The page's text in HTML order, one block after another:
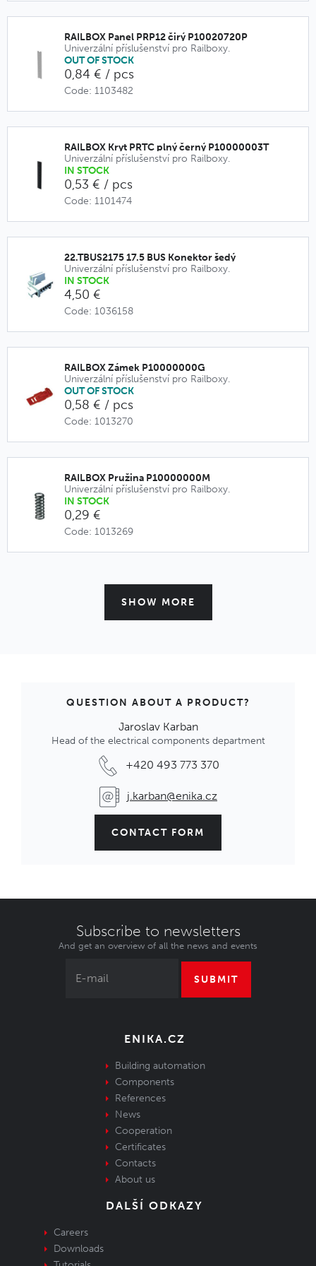
RAILBOX Panel PRP12 čirý P10020720P
Univerzální příslušenství pro Railboxy.
OUT OF STOCK
0,84 € / pcs
Code: 1103482
RAILBOX Kryt PRTC plný černý P10000003T
Univerzální příslušenství pro Railboxy.
IN STOCK
0,53 € / pcs
Code: 1101474
22.TBUS2175 17.5 BUS Konektor šedý
Univerzální příslušenství pro Railboxy.
IN STOCK
4,50 €
Code: 1036158
RAILBOX Zámek P10000000G
Univerzální příslušenství pro Railboxy.
OUT OF STOCK
0,58 € / pcs
Code: 1013270
RAILBOX Pružina P10000000M
Univerzální příslušenství pro Railboxy.
IN STOCK
0,29 €
Code: 1013269
SHOW MORE
Univerzální příslušenství pro Railboxy.
IN STOCK
0,46 €
Code: 1009584
QUESTION ABOUT A PRODUCT?
Jaroslav Karban
Head of the electrical components department
+420 493 773 370
j.karban@enika.cz
CONTACT FORM
Subscribe to newsletters
And get an overview of all the news and events
SUBMIT
ENIKA.CZ
Building automation
Components
References
News
Cooperation
Certificates
Contacts
About us
DALŠÍ ODKAZY
Careers
Downloads